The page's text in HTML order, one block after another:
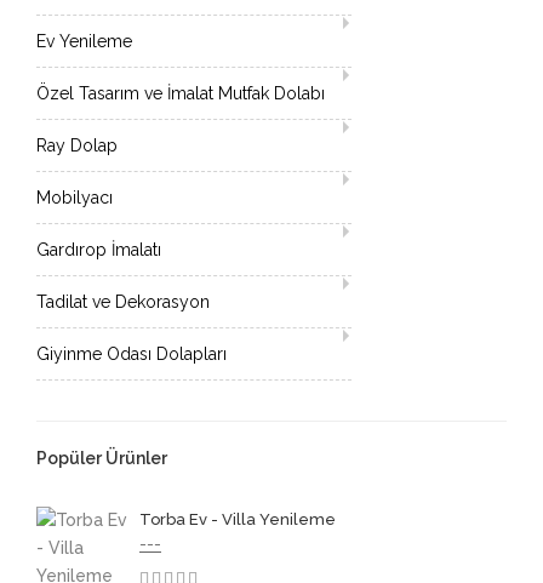
Ev Yenileme
Özel Tasarım ve İmalat Mutfak Dolabı
Ray Dolap
Mobilyacı
Gardırop İmalatı
Tadilat ve Dekorasyon
Giyinme Odası Dolapları
Popüler Ürünler
Torba Ev - Villa Yenileme
---